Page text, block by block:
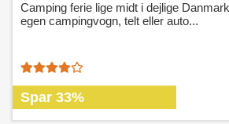
Camping ferie lige midt i dejlige
egen campingvogn, telt eller auto...
Spar 33%